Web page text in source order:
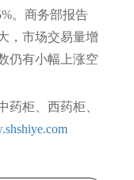
。商务部报告
，市场交易量增
仍有小幅上涨空
药柜、西药柜、